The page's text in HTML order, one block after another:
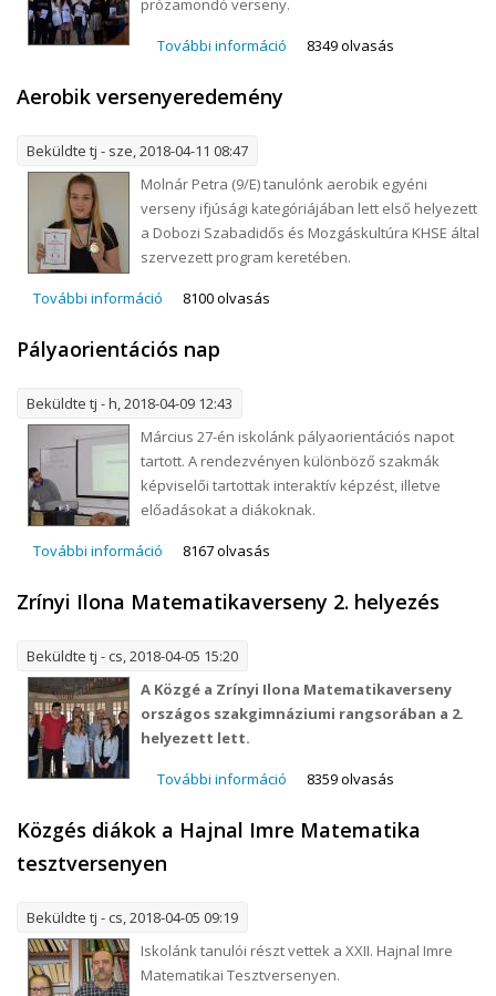
prózamondó verseny.
További információ Idegen nyelvű vers- és
8349 olvasás
Aerobik versenyeredemény
Beküldte tj - sze, 2018-04-11 08:47
Molnár Petra (9/E) tanulónk aerobik egyéni
verseny ifjúsági kategóriájában lett első helyezett
a Dobozi Szabadidős és Mozgáskultúra KHSE által
szervezett program keretében.
További információ Aerobik versenyeredemény tartalommal
8100 olvasás
Pályaorientációs nap
Beküldte tj - h, 2018-04-09 12:43
​Március 27-én iskolánk pályaorientációs napot
tartott. A rendezvényen különböző szakmák
képviselői tartottak interaktív képzést, illetve
előadásokat a diákoknak.
További információ Pályaorientációs nap tartalommal kapcsolatosan
8167 olvasás
Zrínyi Ilona Matematikaverseny 2. helyezés
Beküldte tj - cs, 2018-04-05 15:20
A Közgé a Zrínyi Ilona Matematikaverseny
országos szakgimnáziumi rangsorában a 2.
helyezett lett.
További információ Zrínyi Ilona
helyezés tartalommal
8359 olvasás
Közgés diákok a Hajnal Imre Matematika
tesztversenyen
Beküldte tj - cs, 2018-04-05 09:19
Iskolánk tanulói részt vettek a XXII. Hajnal Imre
Matematikai Tesztversenyen.